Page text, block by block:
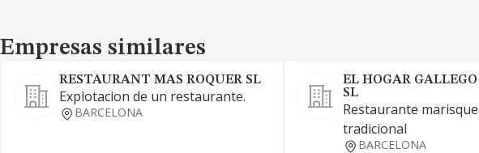
Empresas similares
Empresas similares
RESTAURANT MAS ROQUER SL
Explotacion de un restaurante.
BARCELONA
EL HOGAR
SL
Restaurante
tradicional
BARCELONA